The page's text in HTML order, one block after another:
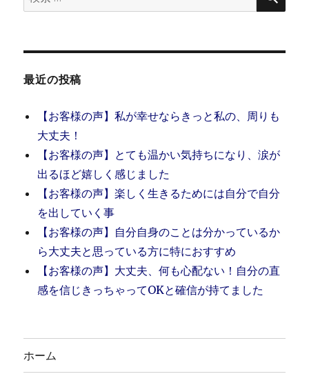
索:
最近の投稿
【お客様の声】私が幸せならきっと私の、周りも
大丈夫！
【お客様の声】とても温かい気持ちになり、涙が
出るほど嬉しく感じました
【お客様の声】楽しく生きるためには自分で自分
を出していく事
【お客様の声】自分自身のことは分かっているか
ら大丈夫と思っている方に特におすすめ
【お客様の声】大丈夫、何も心配ない！自分の直
感を信じきっちゃってOKと確信が持てました
ホーム